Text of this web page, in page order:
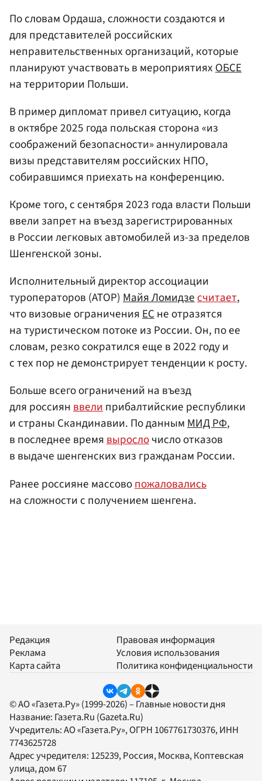
По словам Ордаша, сложности создаются и
для представителей российских
неправительственных организаций, которые
планируют участвовать в мероприятияхОБСЕ
на территории Польши.
В пример дипломат привел ситуацию, когда
в октябре 2025 года польская сторона «из
соображений безопасности» аннулировала
визы представителям российских НПО,
собиравшимся приехать на конференцию.
Кроме того, с сентября 2023 года власти Польши
ввели запрет на въезд зарегистрированных
в России легковых автомобилей из-за пределов
Шенгенской зоны.
Исполнительный директор ассоциации
туроператоров (АТОР)Майя Ломидзесчитает,
что визовые ограниченияЕСне отразятся
на туристическом потоке из России. Он, по ее
словам, резко сократился еще в 2022 году и
с тех пор не демонстрирует тенденции к росту.
Больше всего ограничений на въезд
для россиянввелиприбалтийские республики
и страны Скандинавии. По даннымМИД РФ,
в последнее времявырослочисло отказов
в выдаче шенгенских виз гражданам России.
Ранее россияне массовопожаловались
на сложности с получением шенгена.
Редакция
Реклама
Карта сайта
Правовая информация
Условия использования
Политика конфиденциальности
© АО «Газета.Ру» (1999-2026) – Главные новости дня
Название: Газета.Ru (Gazeta.Ru)
Учредитель:АО «Газета.Ру», ОГРН 1067761730376, ИНН
7743625728
Адрес учредителя: 125239, Россия, Москва, Коптевская
улица, дом 67